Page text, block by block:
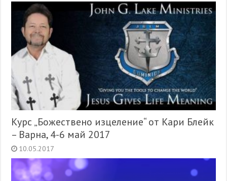
Курс „Божествено изцеление“ от Кари Блейк
– Варна, 4-6 май 2017
10.05.2017